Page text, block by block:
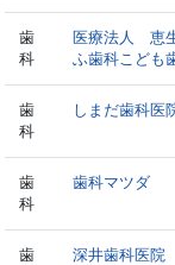
歯
科
医療法人 恵
ふ歯科こども
歯
科
しまだ歯科医
歯
科
歯科マツダ
歯
深井歯科医院